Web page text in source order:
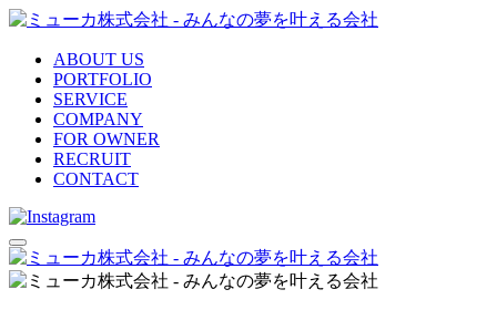
ABOUT US
PORTFOLIO
SERVICE
COMPANY
FOR OWNER
RECRUIT
CONTACT